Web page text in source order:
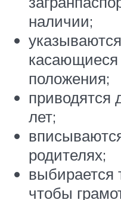
наличии;
касающиеся
положения;
приводятся
лет;
родителях;
выбирается
чтобы